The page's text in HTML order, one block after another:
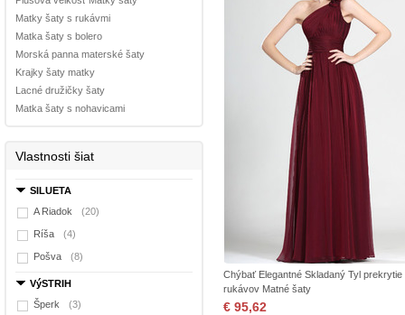
Matky šaty s rukávmi
Matka šaty s bolero
Morská panna materské šaty
Krajky šaty matky
Lacné družičky šaty
Matka šaty s nohavicami
Vlastnosti šiat
SILUETA
A Riadok
(20)
Ríša (4)
Pošva (8)
VýSTRIH
Šperk
(3)
Chýbať Elegantné Skladaný Tyl prekrytie
rukávov Matné šaty
€ 95,62